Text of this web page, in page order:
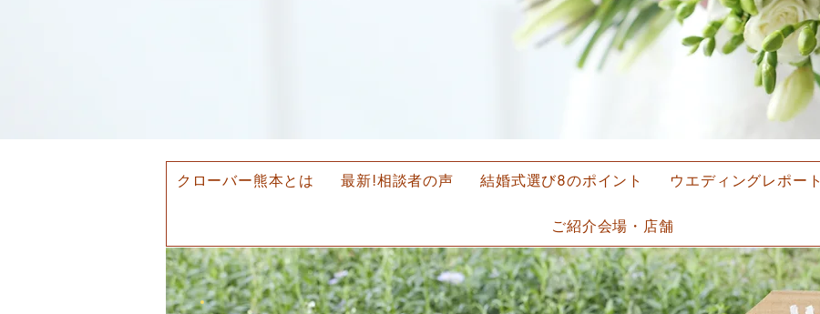
クローバー熊本とは 最新!相談者の声 結婚式選び8のポイント ウエディングレポート
ご紹介会場・店舗